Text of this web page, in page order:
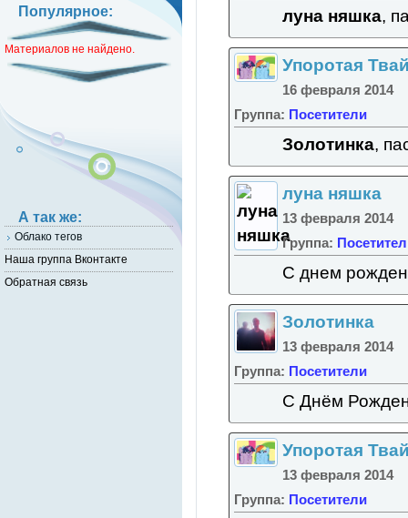
луна няшка,
Упоротая
16 февраля 2014
Группа: Посетители
Золотинка,
луна няшка
13 февраля 2014
Группа:
С днем
Золотинка
13 февраля 2014
Группа: Посетители
С Днём
Упоротая
13 февраля 2014
Группа: Посетители
Популярное:
Материалов не найдено.
А так же:
Облако тегов
Наша группа Вконтакте
Обратная связь